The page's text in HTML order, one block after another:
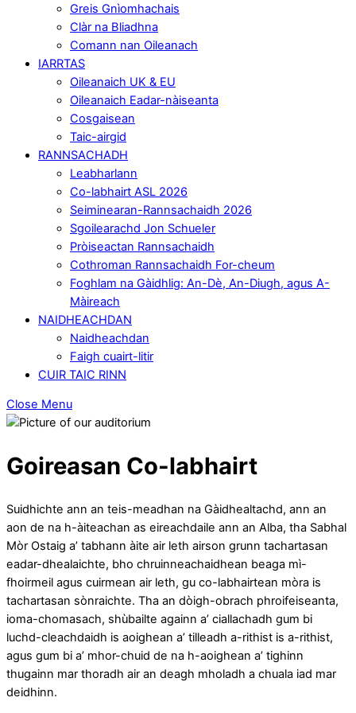
Greis Gnìomhachais
Clàr na Bliadhna
Comann nan Oileanach
IARRTAS
Oileanaich UK & EU
Oileanaich Eadar-nàiseanta
Cosgaisean
Taic-airgid
RANNSACHADH
Leabharlann
Co-labhairt ASL 2026
Seiminearan-Rannsachaidh 2026
Sgoilearachd Jon Schueler
Pròiseactan Rannsachaidh
Cothroman Rannsachaidh For-cheum
Foghlam na Gàidhlig: An-Dè, An-Diugh, agus A-
Màireach
NAIDHEACHDAN
Naidheachdan
Faigh cuairt-litir
CUIR TAIC RINN
Close Menu
Goireasan Co-labhairt
Suidhichte ann an teis-meadhan na Gàidhealtachd, ann an
aon de na h-àiteachan as eireachdaile ann an Alba, tha Sabhal
Mòr Ostaig a’ tabhann àite air leth airson grunn tachartasan
eadar-dhealaichte, bho chruinneachaidhean beaga mì-
fhoirmeil agus cuirmean air leth, gu co-labhairtean mòra is
tachartasan sònraichte. Tha an dòigh-obrach phroifeiseanta,
ioma-chomasach, shùbailte againn a’ ciallachadh gum bi
luchd-cleachdaidh is aoighean a’ tilleadh a-rithist is a-rithist,
agus gum bi a’ mhor-chuid de na h-aoighean a’ tighinn
thugainn mar thoradh air an deagh mholadh a chuala iad mar
deidhinn.